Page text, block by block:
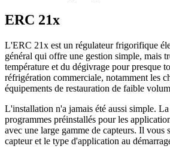
ERC 21x
L'ERC 21x est un régulateur frigorifique
général qui offre une gestion simple, mais
température et du dégivrage pour presque
réfrigération commerciale, notamment les
équipements de restauration de faible
L'installation n'a jamais été aussi simple.
programmes préinstallés pour les
avec une large gamme de capteurs. Il vous
capteur et le type d'application au